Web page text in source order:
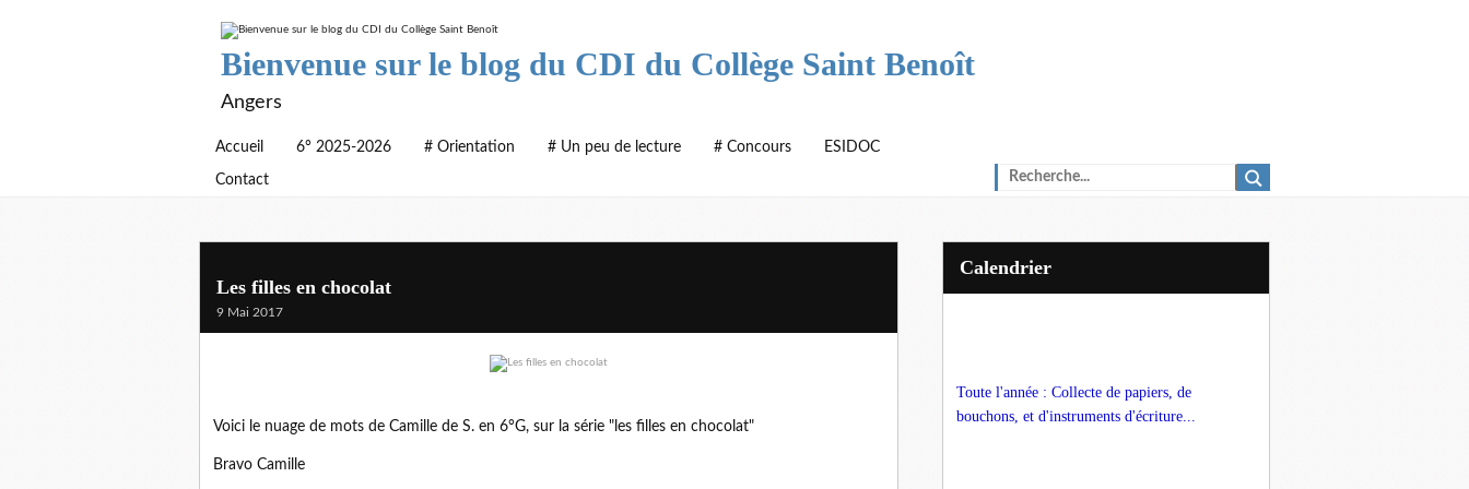
Bienvenue sur le blog du CDI du Collège Saint Benoît
Angers
Accueil 6° 2025-2026 # Orientation # Un peu de lecture # Concours ESIDOC
Contact
Les filles en chocolat
9 Mai 2017
Voici le nuage de mots de Camille de S. en 6°G, sur la série "les filles en chocolat"
Bravo Camille
Calendrier
Toute l'année : Collecte de papiers, de
bouchons, et d'instruments d'écriture...